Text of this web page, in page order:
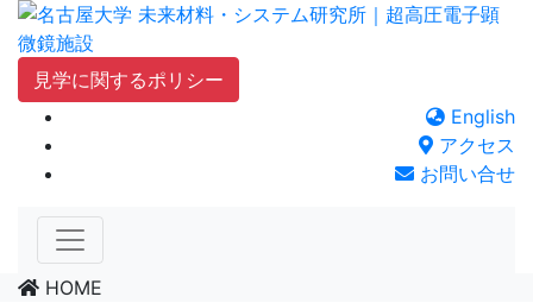
Skip
content見学に関するポリシー
English
アクセス
お問い合せ
HOME